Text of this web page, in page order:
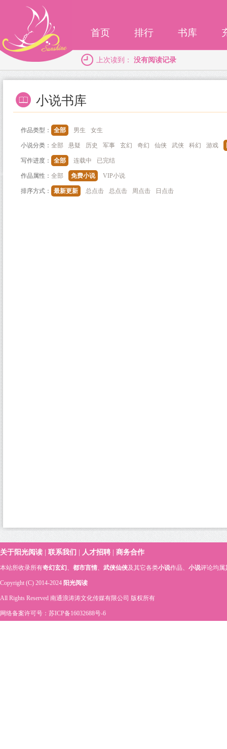
首页 排行 书库
上次读到： 没有阅读记录
小说书库
作品类型： 全部 男生 女生
小说分类： 全部 悬疑 历史 军事 玄幻 奇幻 仙侠 武侠 科幻 游戏
写作进度： 全部 连载中 已完结
作品属性： 全部 免费小说 VIP小说
排序方式： 最新更新 总点击 总点击 周点击 日点击
关于阳光阅读 联系我们 人才招聘 商务合作
本站所收录所有奇幻玄幻 、 都市言情、 武侠仙侠及其它各类小说作品、 小说评论均属
Copyright (C) 2014-2024 阳光阅读
All Rights Reserved 南通浪涛涛文化传媒有限公司 版权所有
网络备案许可号：苏ICP备16032688号-6